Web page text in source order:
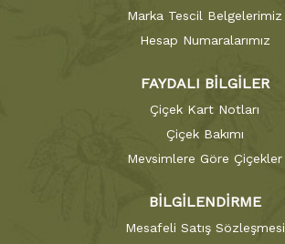
Marka Tescil Belgelerimiz
Hesap Numaralarımız
FAYDALI BİLGİLER
Çiçek Kart Notları
Çiçek Bakımı
Mevsimlere Göre Çiçekler
BİLGİLENDİRME
Mesafeli Satış Sözleşmesi